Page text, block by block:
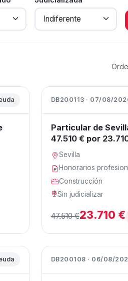
DB200113 · 07/08/
Particular de
47.510 € por
Sevilla
Honorarios
Construcción
Sin judicializar
47.510 €23.710 €
DB200108 · 06/08/